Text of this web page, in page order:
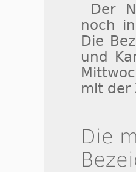
Der
noch
Die
und
mit der
Die